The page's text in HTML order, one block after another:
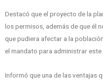
Destacó que el proyecto de la
los permisos, además de que él
que pudiera afectar a la
el mandato para administrar este
Informó que una de las ventajas